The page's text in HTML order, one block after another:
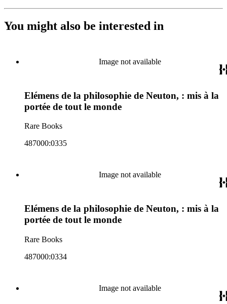
You might also be interested in
Image not available
Elémens de la philosophie de Neuton, : mis à la
portée de tout le monde
Rare Books
487000:0335
Image not available
Elémens de la philosophie de Neuton, : mis à la
portée de tout le monde
Rare Books
487000:0334
Image not available